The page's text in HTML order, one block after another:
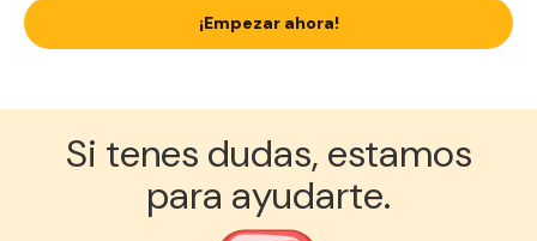
¡Empezar ahora!
Si tenes dudas, estamos
para ayudarte.